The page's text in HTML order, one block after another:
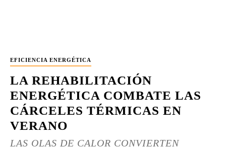
EFICIENCIA ENERGÉTICA
LA REHABILITACIÓN
ENERGÉTICA COMBATE LAS
CÁRCELES TÉRMICAS EN
VERANO
LAS OLAS DE CALOR CONVIERTEN